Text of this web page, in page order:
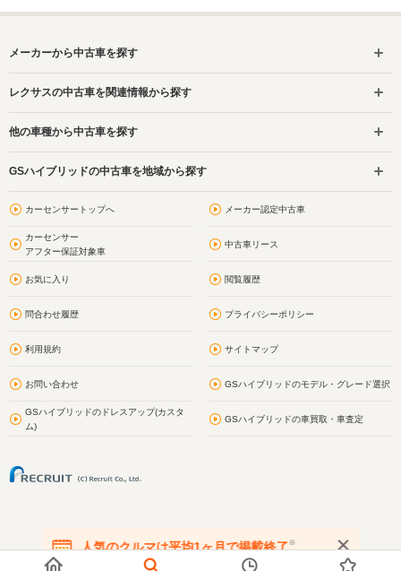
メーカーから中古車を探す
レクサスの中古車を関連情報から探す
他の車種から中古車を探す
GSハイブリッドの中古車を地域から探す
カーセンサートップへ メーカー認定中古車
カーセンサー
アフター保証対象車
中古車リース
お気に入り 閲覧履歴
問合わせ履歴 プライバシーポリシー
利用規約 サイトマップ
お問い合わせ GSハイブリッドのモデル・グレード選択
GSハイブリッドのドレスアップ(カスタ
ム)
GSハイブリッドの車買取・車査定
人気のクルマは平均1ヶ月で掲載終了※
在庫が無くなる前にお問い合わせください